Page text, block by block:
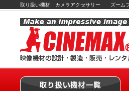
取り扱い機材 カメラアクセサリー ズーム